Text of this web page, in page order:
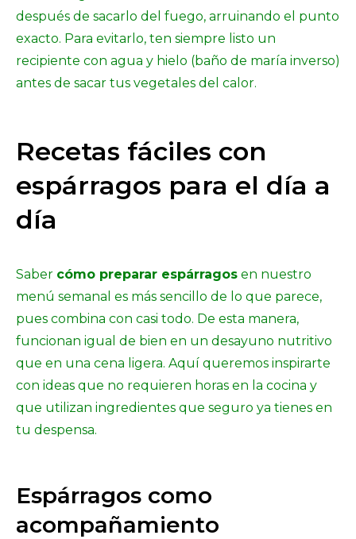
después de sacarlo del fuego, arruinando el punto
exacto. Para evitarlo, ten siempre listo un
recipiente con agua y hielo (baño de maría inverso)
antes de sacar tus vegetales del calor.
Recetas fáciles con
espárragos para el día a
día
Saber cómo preparar espárragos en nuestro
menú semanal es más sencillo de lo que parece,
pues combina con casi todo. De esta manera,
funcionan igual de bien en un desayuno nutritivo
que en una cena ligera. Aquí queremos inspirarte
con ideas que no requieren horas en la cocina y
que utilizan ingredientes que seguro ya tienes en
tu despensa.
Espárragos como
acompañamiento